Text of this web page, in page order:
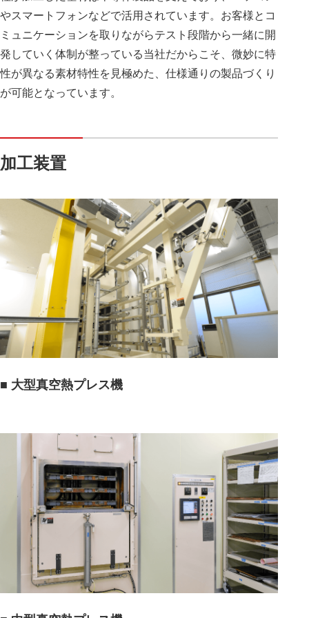
やスマートフォンなどで活用されています。お客様とコ
ミュニケーションを取りながらテスト段階から一緒に開
発していく体制が整っている当社だからこそ、微妙に特
性が異なる素材特性を見極めた、仕様通りの製品づくり
が可能となっています。
加工装置
■ 大型真空熱プレス機